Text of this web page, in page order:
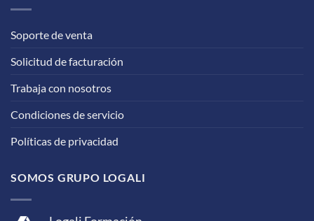
Soporte de venta
Solicitud de facturación
Trabaja con nosotros
Condiciones de servicio
Políticas de privacidad
SOMOS GRUPO LOGALI